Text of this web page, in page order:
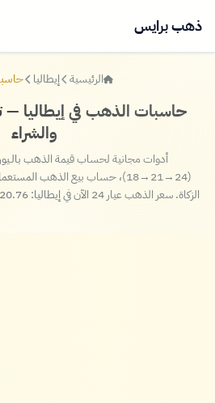
ذهب برايس
الرئيسية إيطاليا
حاسبات الذهب في إيطاليا —
والشراء
أدوات مجانية لحساب قيمة الذهب
(24→21→18)، حساب بيع الذهب
الزكاة. سعر الذهب عيار 24 الآن في إيطاليا: 120.76 يورو للجرام. محدثة كل دقيقة.